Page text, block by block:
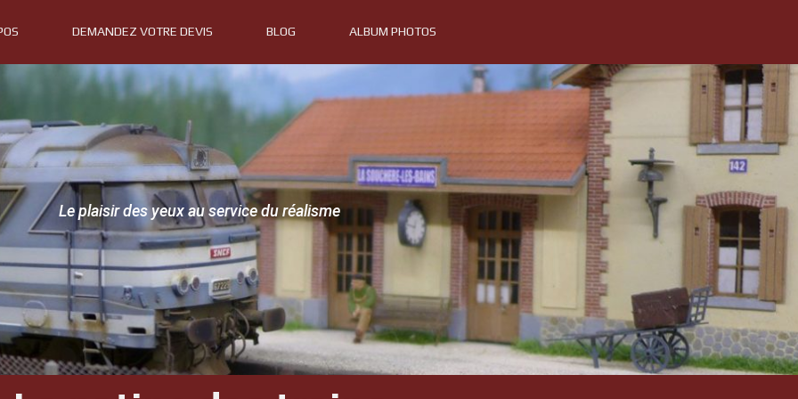
DEMANDEZ VOTRE DEVIS BLOG ALBUM PHOTOS
Le plaisir des yeux au service du réalisme